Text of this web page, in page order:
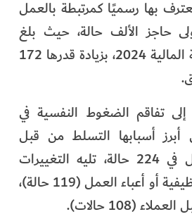
بها رسميًا كمرتبطة بالعمل
حاجز الألف حالة، حيث بلغ
1055 حالة في السنة المالية 2024، بزيادة قدرها 172
إلى تفاقم الضغوط النفسية في
أبرز أسبابها التسلط من قبل
الرؤساء، الذي سُجل في 224 حالة، تليه التغييرات
الكبيرة في المهام الوظيفية أو أعباء العمل (119 حالة)،
(108 حالات).